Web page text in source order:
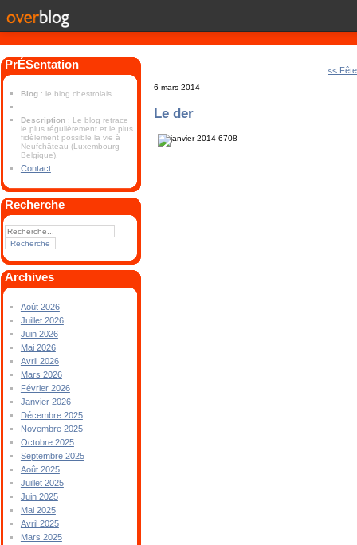
PrÉSentation
Blog : le blog chestrolais
Description : Le blog retrace
le plus régulièrement et le plus
fidèlement possible la vie à
Neufchâteau (Luxembourg-
Belgique).
Contact
Recherche
Archives
Août 2026
Juillet 2026
Juin 2026
Mai 2026
Avril 2026
Mars 2026
Février 2026
Janvier 2026
Décembre 2025
Novembre 2025
Octobre 2025
Septembre 2025
Août 2025
Juillet 2025
Juin 2025
Mai 2025
Avril 2025
Mars 2025
<<
6 mars 2014
Le der